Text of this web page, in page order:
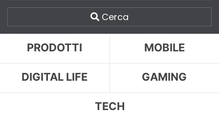
Cerca
PRODOTTI MOBILE
DIGITAL LIFE GAMING
TECH